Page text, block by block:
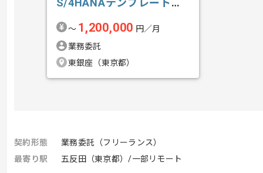
S/4HANAテンプレート導
〜 1,200,000 円／月
業務委託
東銀座（東京都）
契約形態
業務委託（フリーランス）
最寄り駅
五反田（東京都）/一部リモート